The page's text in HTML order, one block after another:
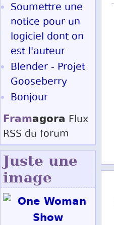
Soumettre une
notice pour un
logiciel dont on
est l'auteur
Blender - Projet
Gooseberry
Bonjour
Framagora Flux
RSS du forum
Juste une
image